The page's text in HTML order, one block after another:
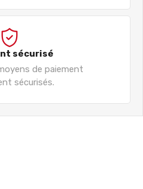
sécurisé
de paiement
sécurisés.